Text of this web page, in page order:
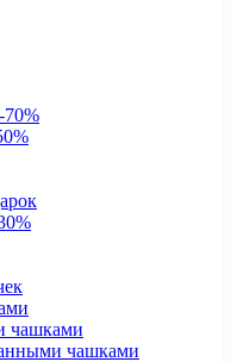
-70%
чашками
чашками